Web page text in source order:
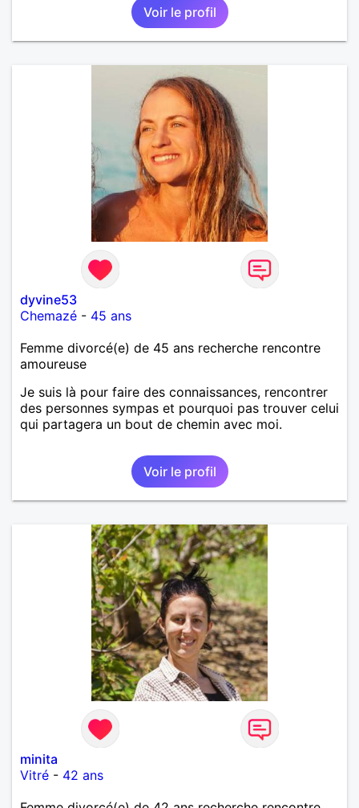
Voir le profil
dyvine53
Chemazé - 45 ans
Femme divorcé(e) de 45 ans recherche rencontre
amoureuse
Je suis là pour faire des connaissances, rencontrer
des personnes sympas et pourquoi pas trouver celui
qui partagera un bout de chemin avec moi.
Voir le profil
minita
Vitré - 42 ans